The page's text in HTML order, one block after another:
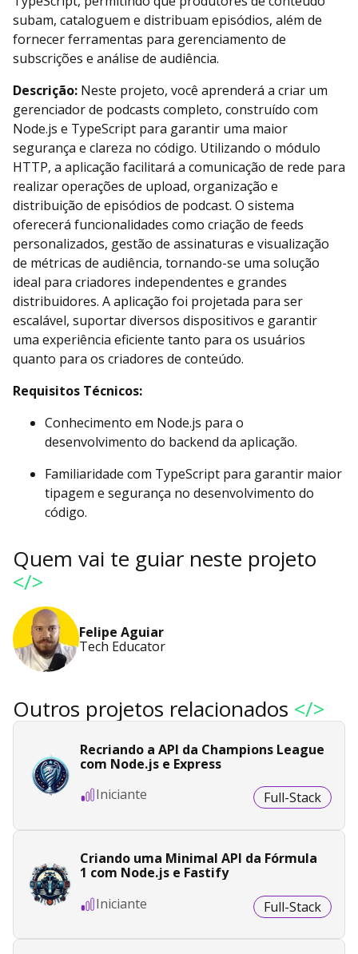
subam, cataloguem e distribuam episódios, além de
fornecer ferramentas para gerenciamento de
subscrições e análise de audiência.
Descrição: Neste projeto, você aprenderá a criar um
gerenciador de podcasts completo, construído com
Node.js e TypeScript para garantir uma maior
segurança e clareza no código. Utilizando o módulo
HTTP, a aplicação facilitará a comunicação de rede para
realizar operações de upload, organização e
distribuição de episódios de podcast. O sistema
oferecerá funcionalidades como criação de feeds
personalizados, gestão de assinaturas e visualização
de métricas de audiência, tornando-se uma solução
ideal para criadores independentes e grandes
distribuidores. A aplicação foi projetada para ser
escalável, suportar diversos dispositivos e garantir
uma experiência eficiente tanto para os usuários
quanto para os criadores de conteúdo.
Requisitos Técnicos:
Conhecimento em Node.js para o
desenvolvimento do backend da aplicação.
Familiaridade com TypeScript para garantir maior
tipagem e segurança no desenvolvimento do
código.
Quem vai te guiar neste projeto
</>
Felipe Aguiar
Tech Educator
Outros projetos relacionados </>
Recriando a API da Champions League
com Node.js e Express
Iniciante
Full-Stack
Criando uma Minimal API da Fórmula
1 com Node.js e Fastify
Iniciante
Full-Stack